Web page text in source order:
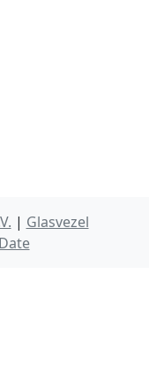
| Glasvezel